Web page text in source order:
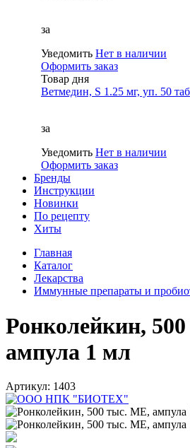
за
Уведомить Нет в наличии
Оформить заказ
Товар дня
Ветмедин, S 1.25 мг, уп. 50
за
Уведомить Нет в наличии
Оформить заказ
Бренды
Инструкции
Новинки
По рецепту
Хиты
Главная
Каталог
Лекарства
Иммунные препараты и
Ронколейкин,
ампула 1 мл
Артикул: 1403